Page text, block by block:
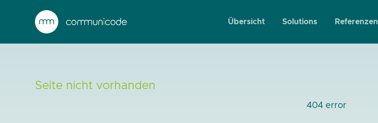
Übersicht Solutions Referenzen
Seite nicht vorhanden
404 error